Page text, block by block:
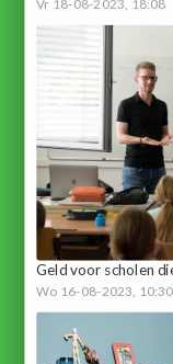
Vr 18-08-2023, 18:08
Geld voor scholen
Wo 16-08-2023, 10:30